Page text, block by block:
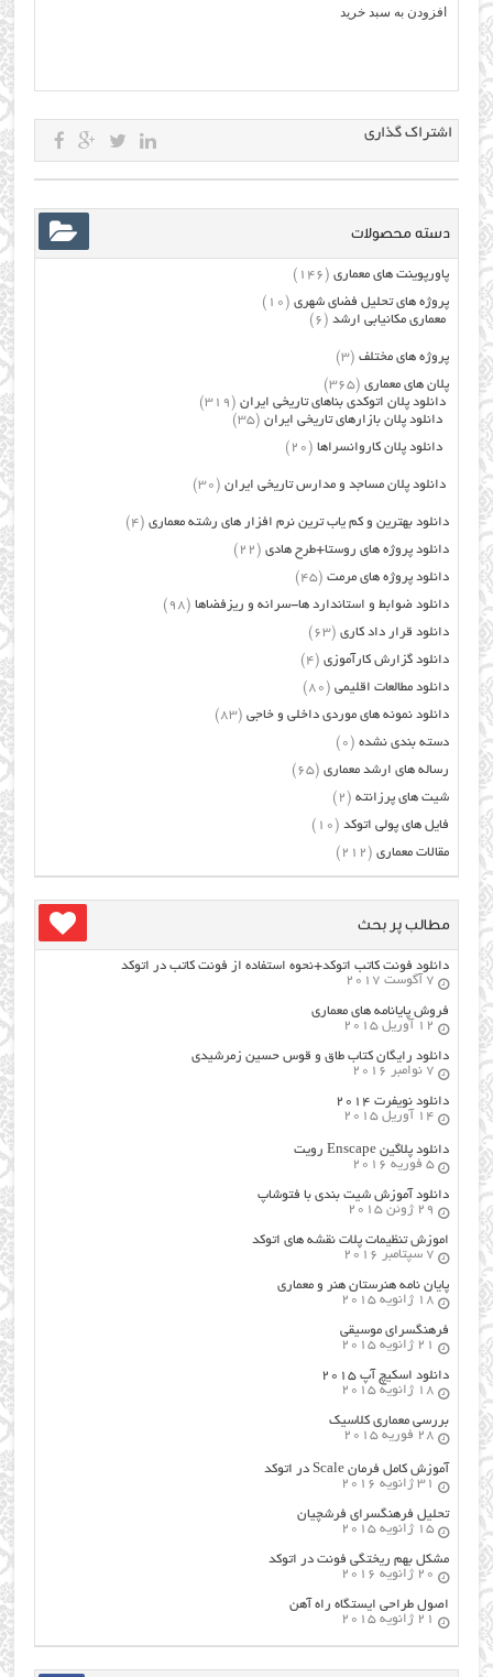
افزودن به سبد خرید
اشتراک گذاری
دسته محصولات
پاورپوینت های معماری (146)
پروژه های تحلیل فضای شهری (10)
معماری مکانیابی ارشد (6)
پروژه های مختلف (3)
پلان های معماری (365)
دانلود پلان اتوکدی بناهای تاریخی ایران (319)
دانلود پلان بازارهای تاریخی ایران (35)
دانلود پلان کاروانسراها (20)
دانلود پلان مساجد و مدارس تاریخی ایران (30)
دانلود بهترین و کم یاب ترین نرم افزار های رشته معماری (4)
دانلود پروژه های روستا+طرح هادی (22)
دانلود پروژه های مرمت (45)
دانلود ضوابط و استاندارد ها-سرانه و ریزفضاها (98)
دانلود قرار داد کاری (63)
دانلود گزارش کارآموزی (4)
دانلود مطالعات اقلیمی (80)
دانلود نمونه های موردی داخلی و خاجی (83)
دسته بندی نشده (0)
رساله های ارشد معماری (65)
شیت های پرزانته (2)
فایل های پولی اتوکد (10)
مقالات معماری (212)
مطالب پر بحث
دانلود فونت کاتب اتوکد+نحوه استفاده از فونت کاتب در اتوکد
7 آگوست 2017
فروش پایانامه های معماری
12 آوریل 2015
دانلود رایگان کتاب طاق و قوس حسین زمرشیدی
7 نوامبر 2016
دانلود نویفرت ۲۰۱۴
14 آوریل 2015
دانلود پلاگین Enscape رویت
5 فوریه 2016
دانلود آموزش شیت بندی با فتوشاپ
29 ژوئن 2015
اموزش تنظیمات پلات نقشه های اتوکد
7 سپتامبر 2016
پایان نامه هنرستان هنر و معماري
18 ژانویه 2015
فرهنگسراي موسيقي
21 ژانویه 2015
دانلود اسکیچ آپ ۲۰۱۵
18 ژانویه 2015
بررسی معماری کلاسیک
28 فوریه 2015
آموزش کامل فرمان Scale در اتوکد
31 ژانویه 2016
تحلیل فرهنگسرای فرشچیان
15 ژانویه 2015
مشکل بهم ریختگی فونت در اتوکد
20 ژانویه 2016
اصول طراحي ایستگاه راه آهن
21 ژانویه 2015